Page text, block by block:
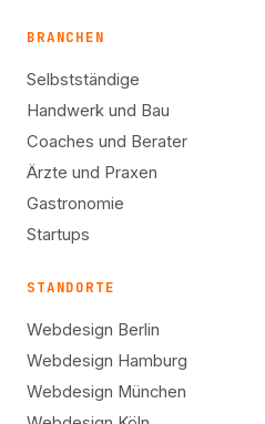
BRANCHEN
Selbstständige
Handwerk und Bau
Coaches und Berater
Ärzte und Praxen
Gastronomie
Startups
STANDORTE
Webdesign Berlin
Webdesign Hamburg
Webdesign München